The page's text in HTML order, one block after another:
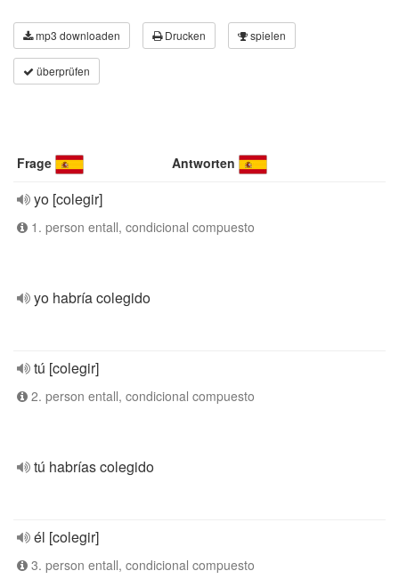
mp3 downloaden Drucken spielen
überprüfen
Frage Antworten
yo [colegir]
1. person entall, condicional compuesto
yo habría colegido
tú [colegir]
2. person entall, condicional compuesto
tú habrías colegido
él [colegir]
3. person entall, condicional compuesto